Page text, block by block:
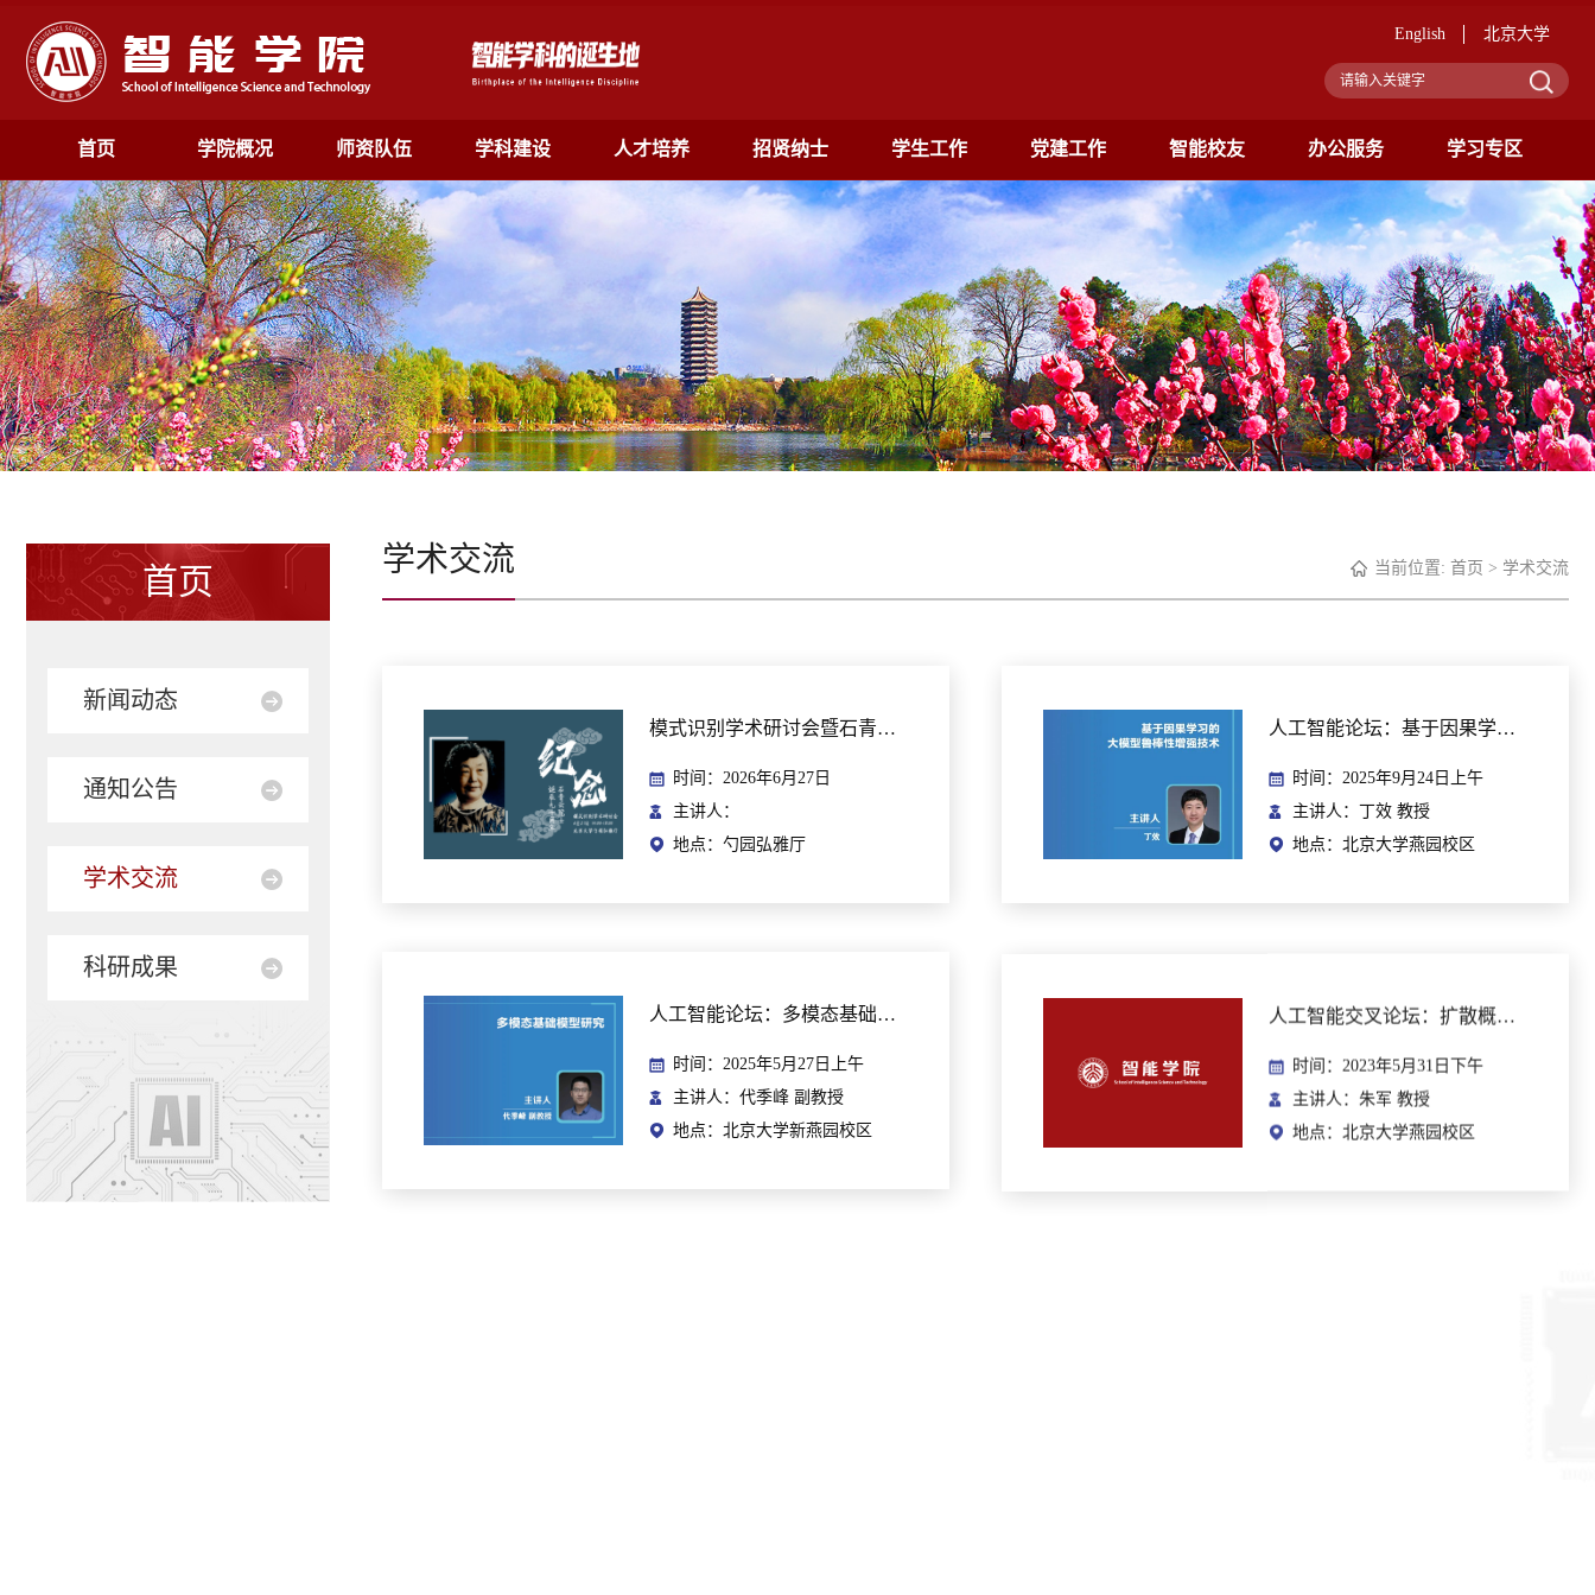
English 北京大学
首页 学院概况 师资队伍 学科建设 人才培养 招贤纳士 学生工作 党建工作 智能校友 办公服务 学习专区
首页
新闻动态
通知公告
学术交流
科研成果
当前位置: 首页 > 学术交流
学术交流
模式识别学术研讨会暨石青云院士诞辰90周年座谈会
时间：2026年6月27日
主讲人：
地点：勺园弘雅厅
人工智能论坛：基于因果学习的大模型鲁棒性增强技术
时间：2025年9月24日上午
主讲人：丁效 教授
地点：北京大学燕园校区
人工智能论坛：多模态基础模型研究
时间：2025年5月27日上午
主讲人：代季峰 副教授
地点：北京大学新燕园校区
时间：2023年5月31日下午
主讲人：朱军 教授
地点：北京大学燕园校区